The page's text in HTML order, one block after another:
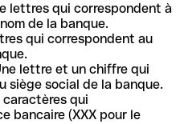
lettres qui correspondent à
de la banque.
qui correspondent au
lettre et un chiffre qui
siège social de la banque.
caractères qui
bancaire (XXX pour le